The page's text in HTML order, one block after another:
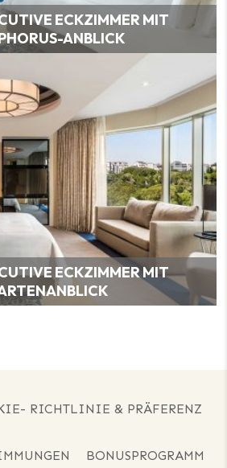
ECKZIMMER MIT
ANBLICK
ECKZIMMER MIT
RICHTLINIE & PRÄFERENZ
BONUSPROGRAMM